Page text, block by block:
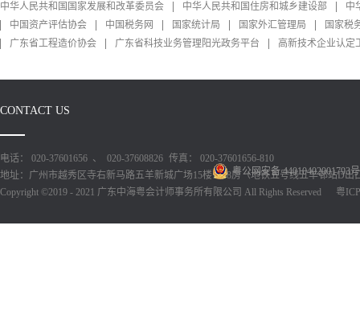
中华人民共和国国家发展和改革委员会 中华人民共和国住房和城乡建设部
中
中国资产评估协会
中国税务网 国家统计局 国家外汇管理局
国家税
广东省工程造价协会
广东省科技业务管理阳光政务平台 高新技术企业认定
CONTACT US
电话： 020-37601656 、 020-37608826 传真： 020-37601656-810
地址：广州市越秀区寺右新马路五羊新城广场15楼1518房（地铁五号线五羊邨站D出
Copyright ©2019 - 2021 广东中海粤会计师事务所有限公司 All Rights Reserved
粤ICP
粤公网安备 44010402001793号